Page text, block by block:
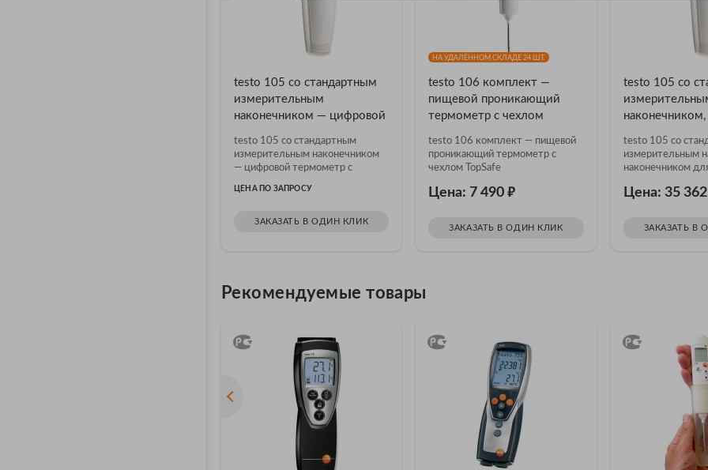
testo 105 cо стандартным
измерительным
наконечником — цифровой
testo 105 cо стандартным
измерительным наконечником
— цифровой термометр с
ЦЕНА ПО ЗАПРОСУ
ЗАКАЗАТЬ В ОДИН КЛИК
НА УДАЛЁННОМ СКЛАДЕ 24 ШТ.
testo 106 комплект —
пищевой проникающий
термометр с чехлом
testo 106 комплект — пищевой
проникающий термометр с
чехлом TopSafe
Цена: 7 490₽
ЗАКАЗАТЬ В ОДИН КЛИК
testo 105 со
наконечником,
замороженных
длинным
testo 105 со
измерительным
наконечником
длинным
Цена: 35 362
ЗАКАЗАТЬ В
Рекомендуемые товары